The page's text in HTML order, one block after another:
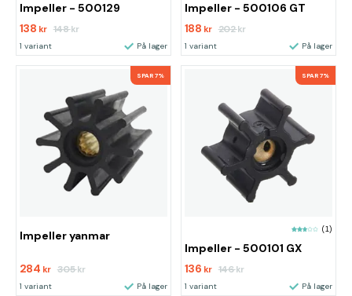
Impeller - 500129
138 kr 148kr
1 variant På lager
Impeller - 500106 GT
188 kr 202kr
1 variant På lager
SPAR 7%
Impeller yanmar
284 kr 305kr
1 variant På lager
SPAR 7%
(1)
Impeller - 500101 GX
136 kr 146kr
1 variant På lager